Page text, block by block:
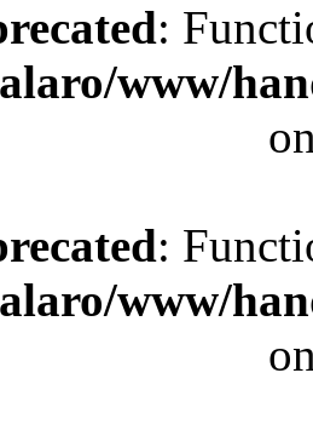
:
www/
:
www/